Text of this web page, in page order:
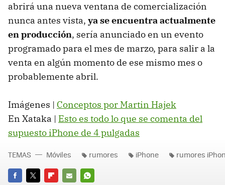
abrirá una nueva ventana de comercialización
nunca antes vista, ya se encuentra actualmente
en producción, sería anunciado en un evento
programado para el mes de marzo, para salir a la
venta en algún momento de ese mismo mes o
probablemente abril.
Imágenes | Conceptos por Martin Hajek
En Xataka | Esto es todo lo que se comenta del
supuesto iPhone de 4 pulgadas
TEMAS Móviles rumores iPhone rumores